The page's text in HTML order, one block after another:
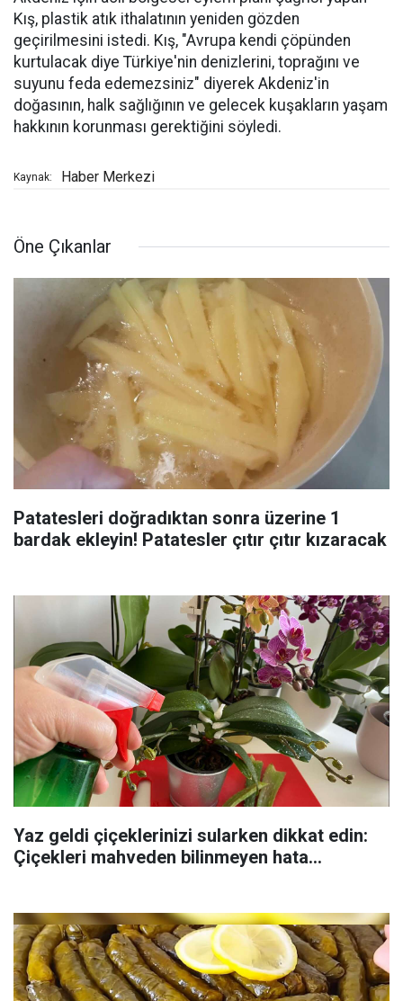
Kış, plastik atık ithalatının yeniden gözden
geçirilmesini istedi. Kış, "Avrupa kendi çöpünden
kurtulacak diye Türkiye'nin denizlerini, toprağını ve
suyunu feda edemezsiniz" diyerek Akdeniz'in
doğasının, halk sağlığının ve gelecek kuşakların yaşam
hakkının korunması gerektiğini söyledi.
Kaynak: Haber Merkezi
Öne Çıkanlar
Patatesleri doğradıktan sonra üzerine 1
bardak ekleyin! Patatesler çıtır çıtır kızaracak
Yaz geldi çiçeklerinizi sularken dikkat edin:
Çiçekleri mahveden bilinmeyen hata...